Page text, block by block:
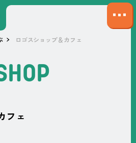
サ
イ
ロゴスショップ＆カフェ
HOP
フェ